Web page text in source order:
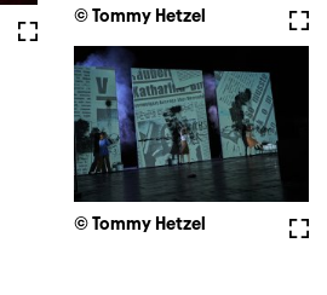
© Tommy Hetzel
Vollbild
© Tommy Hetzel